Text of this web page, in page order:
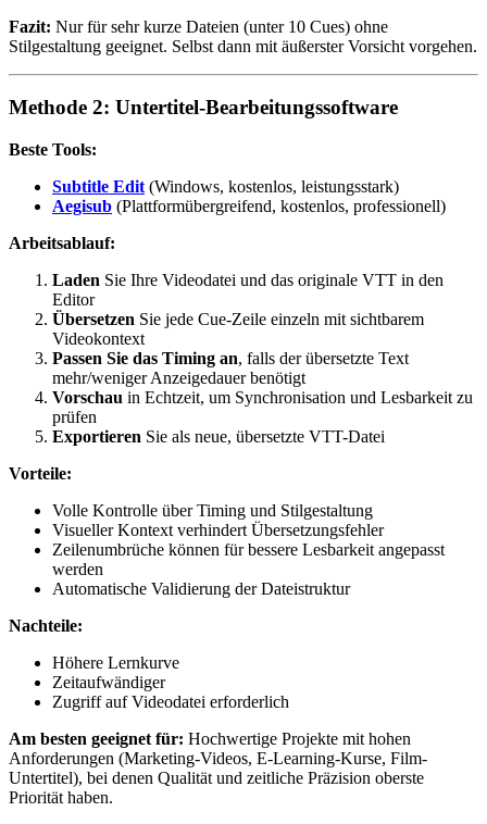
Fazit: Nur für sehr kurze Dateien (unter 10 Cues) ohne
Stilgestaltung geeignet. Selbst dann mit äußerster Vorsicht vorgehen.
Methode 2: Untertitel-Bearbeitungssoftware
Beste Tools:
Subtitle Edit (Windows, kostenlos, leistungsstark)
Aegisub (Plattformübergreifend, kostenlos, professionell)
Arbeitsablauf:
Laden Sie Ihre Videodatei und das originale VTT in den
Editor
Übersetzen Sie jede Cue-Zeile einzeln mit sichtbarem
Videokontext
Passen Sie das Timing an, falls der übersetzte Text
mehr/weniger Anzeigedauer benötigt
Vorschau in Echtzeit, um Synchronisation und Lesbarkeit zu
prüfen
Exportieren Sie als neue, übersetzte VTT-Datei
Vorteile:
Volle Kontrolle über Timing und Stilgestaltung
Visueller Kontext verhindert Übersetzungsfehler
Zeilenumbrüche können für bessere Lesbarkeit angepasst
werden
Automatische Validierung der Dateistruktur
Nachteile:
Höhere Lernkurve
Zeitaufwändiger
Zugriff auf Videodatei erforderlich
Am besten geeignet für: Hochwertige Projekte mit hohen
Anforderungen (Marketing-Videos, E-Learning-Kurse, Film-
Untertitel), bei denen Qualität und zeitliche Präzision oberste
Priorität haben.